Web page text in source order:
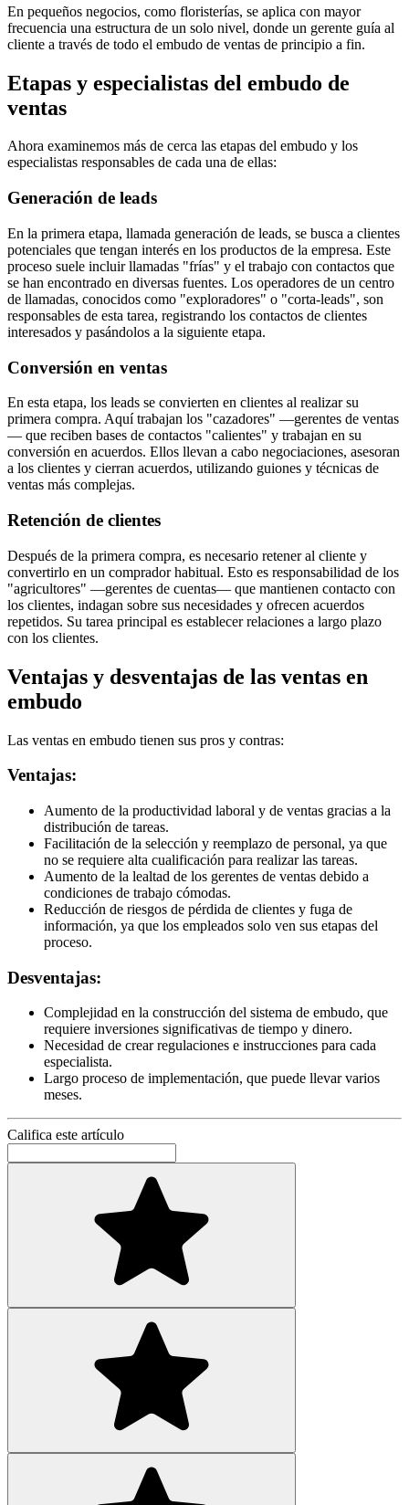
En pequeños negocios, como floristerías, se aplica con mayor
frecuencia una estructura de un solo nivel, donde un gerente guía al
cliente a través de todo el embudo de ventas de principio a fin.
Etapas y especialistas del embudo de
ventas
Ahora examinemos más de cerca las etapas del embudo y los
especialistas responsables de cada una de ellas:
Generación de leads
En la primera etapa, llamada generación de leads, se busca a clientes
potenciales que tengan interés en los productos de la empresa. Este
proceso suele incluir llamadas "frías" y el trabajo con contactos que
se han encontrado en diversas fuentes. Los operadores de un centro
de llamadas, conocidos como "exploradores" o "corta-leads", son
responsables de esta tarea, registrando los contactos de clientes
interesados y pasándolos a la siguiente etapa.
Conversión en ventas
En esta etapa, los leads se convierten en clientes al realizar su
primera compra. Aquí trabajan los "cazadores" —gerentes de ventas
— que reciben bases de contactos "calientes" y trabajan en su
conversión en acuerdos. Ellos llevan a cabo negociaciones, asesoran
a los clientes y cierran acuerdos, utilizando guiones y técnicas de
ventas más complejas.
Retención de clientes
Después de la primera compra, es necesario retener al cliente y
convertirlo en un comprador habitual. Esto es responsabilidad de los
"agricultores" —gerentes de cuentas— que mantienen contacto con
los clientes, indagan sobre sus necesidades y ofrecen acuerdos
repetidos. Su tarea principal es establecer relaciones a largo plazo
con los clientes.
Ventajas y desventajas de las ventas en
embudo
Las ventas en embudo tienen sus pros y contras:
Ventajas:
Aumento de la productividad laboral y de ventas gracias a la
distribución de tareas.
Facilitación de la selección y reemplazo de personal, ya que
no se requiere alta cualificación para realizar las tareas.
Aumento de la lealtad de los gerentes de ventas debido a
condiciones de trabajo cómodas.
Reducción de riesgos de pérdida de clientes y fuga de
información, ya que los empleados solo ven sus etapas del
proceso.
Desventajas:
Complejidad en la construcción del sistema de embudo, que
requiere inversiones significativas de tiempo y dinero.
Necesidad de crear regulaciones e instrucciones para cada
especialista.
Largo proceso de implementación, que puede llevar varios
meses.
Califica este artículo